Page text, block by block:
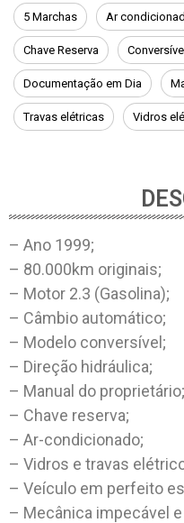
5 Marchas Ar
Chave Reserva
Documentação em Dia
Travas elétricas Vidros
– Ano 1999;
– 80.000km originais;
– Motor 2.3 (Gasolina);
– Câmbio automático;
– Modelo conversível;
– Direção hidráulica;
– Manual do proprietário;
– Chave reserva;
– Ar-condicionado;
– Vidros e travas
– Veículo em perfeito
– Mecânica impecável e